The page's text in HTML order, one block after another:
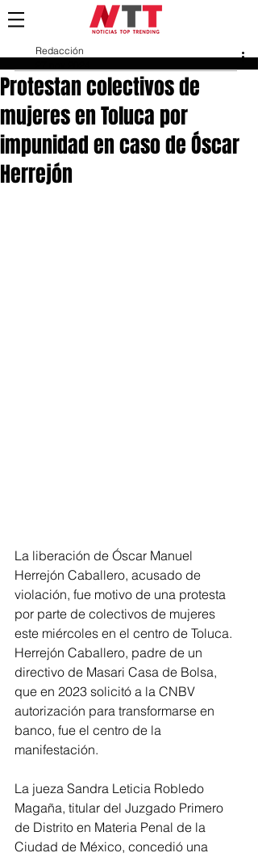
Protestan colectivos de
mujeres en Toluca por
impunidad en caso de Óscar
Herrejón
Redacción
La liberación de Óscar Manuel
Herrejón Caballero, acusado de
violación, fue motivo de una protesta
por parte de colectivos de mujeres
este miércoles en el centro de Toluca.
Herrejón Caballero, padre de un
directivo de Masari Casa de Bolsa,
que en 2023 solicitó a la CNBV
autorización para transformarse en
banco, fue el centro de la
manifestación.
La jueza Sandra Leticia Robledo
Magaña, titular del Juzgado Primero
de Distrito en Materia Penal de la
Ciudad de México, concedió una